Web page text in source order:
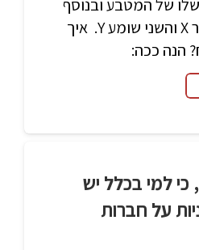
של המטבע ובנוסף
לכל זה, אחד אומר X והשני שומע Y. איך
הנה ככה:
כי למי בכלל יש
30 שניות על חברות